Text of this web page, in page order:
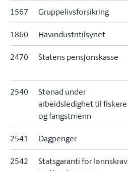
1567 Gruppelivsforsikring
1860 Havindustritilsynet
2470 Statens pensjonskasse
2540
Stønad under
arbeidsledighet til fiskere
og fangstmenn
2541 Dagpenger
2542
Statsgaranti for lønnskrav